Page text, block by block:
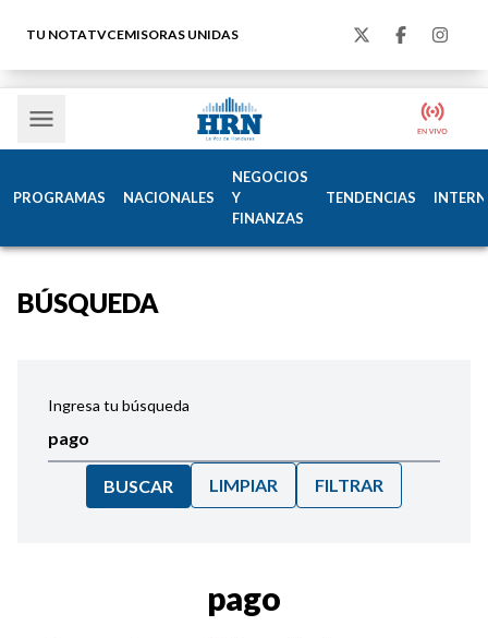
TU NOTATVCEMISORAS UNIDAS
PROGRAMAS NACIONALES
NEGOCIOS
Y
FINANZAS
TENDENCIAS
BÚSQUEDA
Ingresa tu búsqueda
BUSCAR LIMPIAR FILTRAR
pago